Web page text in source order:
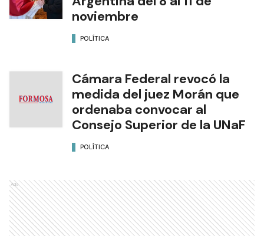
noviembre
POLÍTICA
Cámara Federal revocó la
medida del juez Morán que
ordenaba convocar al
Consejo Superior de la UNaF
POLÍTICA
Ads